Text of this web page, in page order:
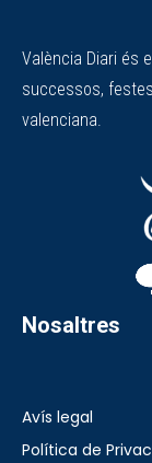
València Diari és
successos,
valenciana.
Nosaltres
Avís legal
Política de